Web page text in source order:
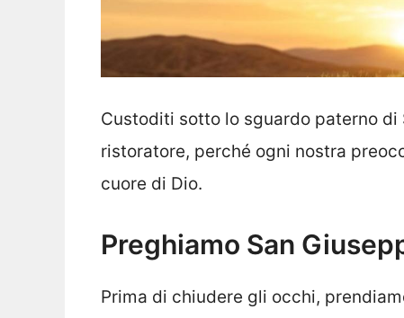
Custoditi sotto lo sguardo paterno
ristoratore, perché ogni nostra
cuore di Dio.
Preghiamo San
Prima di chiudere gli occhi,